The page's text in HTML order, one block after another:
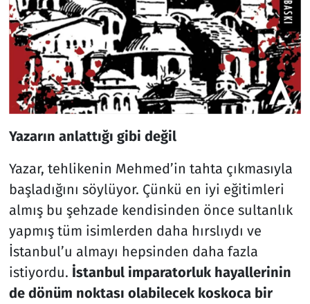
Yazarın anlattığı gibi değil
Yazar, tehlikenin Mehmed’in tahta çıkmasıyla
başladığını söylüyor. Çünkü en iyi eğitimleri
almış bu şehzade kendisinden önce sultanlık
yapmış tüm isimlerden daha hırslıydı ve
İstanbul’u almayı hepsinden daha fazla
istiyordu. İstanbul imparatorluk hayallerinin
de dönüm noktası olabilecek koskoca bir